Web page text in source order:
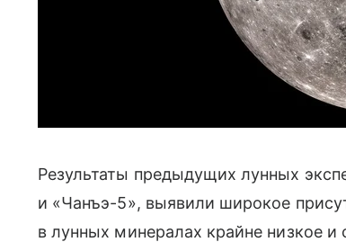
Результаты предыдущих лунных
и «Чанъэ-5», выявили широкое
в лунных минералах крайне низкое и